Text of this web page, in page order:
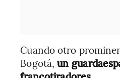
Cuando otro
Bogotá,un